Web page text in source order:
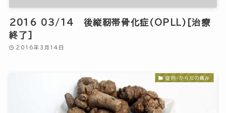
2016 03/14 後縦靭帯骨化症(OPLL)[治療
終了]
2016年3月14日
症例-からだの痛み